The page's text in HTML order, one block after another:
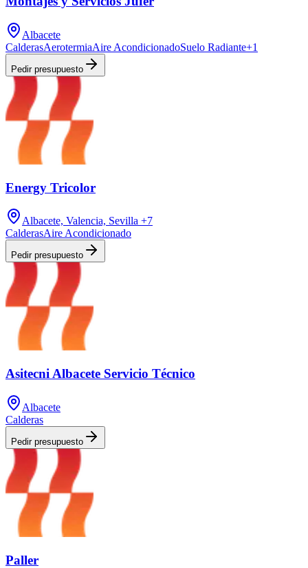
Albacete
CalderasAerotermiaAire AcondicionadoSuelo Radiante+1
Pedir presupuesto
Energy Tricolor
Albacete, Valencia, Sevilla +7
CalderasAire Acondicionado
Pedir presupuesto
Asitecni Albacete Servicio Técnico
Albacete
Calderas
Pedir presupuesto
Paller